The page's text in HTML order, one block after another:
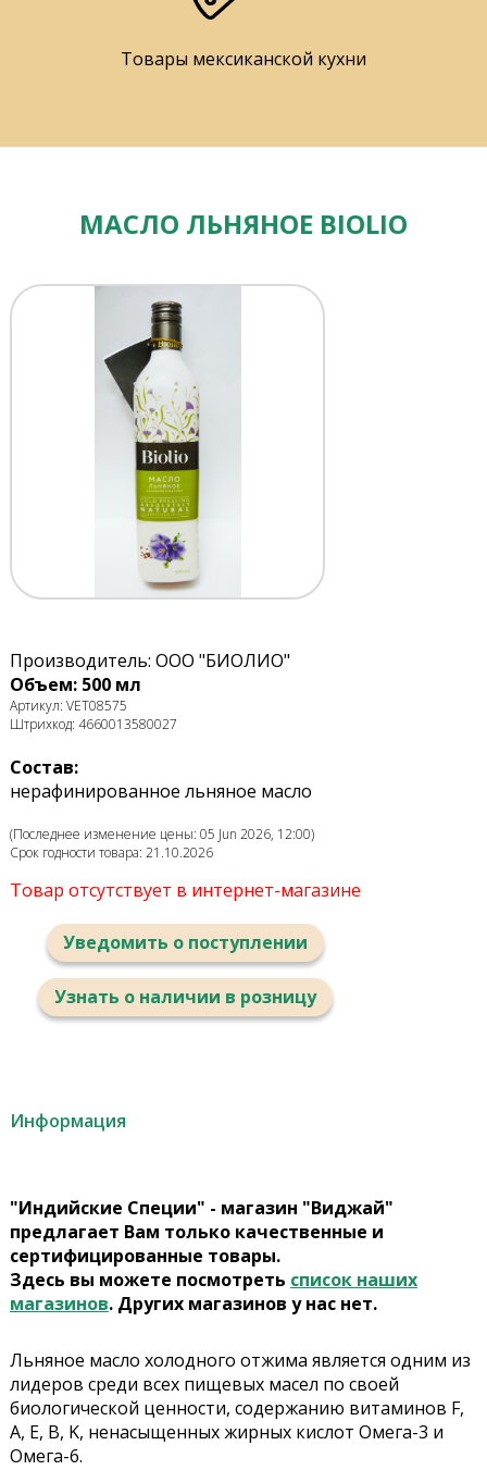
Товары мексиканской кухни
МАСЛО ЛЬНЯНОЕ BIOLIO
Производитель: ООО "БИОЛИО"
Объем: 500 мл
Артикул: VET08575
Штрихкод: 4660013580027
Состав:
нерафинированное льняное масло
(Последнее изменение цены: 05 Jun 2026, 12:00)
Срок годности товара: 21.10.2026
Товар отсутствует в интернет-магазине
Уведомить о поступлении
Узнать о наличии в розницу
Информация
"Индийские Специи" - магазин "Виджай"
предлагает Вам только качественные и
сертифицированные товары.
Здесь вы можете посмотреть список наших
магазинов. Других магазинов у нас нет.
Льняное масло холодного отжима является одним из
лидеров среди всех пищевых масел по своей
биологической ценности, содержанию витаминов F,
A, E, B, K, ненасыщенных жирных кислот Омега-3 и
Омега-6.